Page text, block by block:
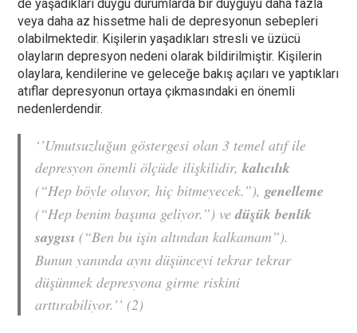
de yaşadıkları duygu durumlarda bir duyguyu daha fazla
veya daha az hissetme hali de depresyonun sebepleri
olabilmektedir. Kişilerin yaşadıkları stresli ve üzücü
olayların depresyon nedeni olarak bildirilmiştir. Kişilerin
olaylara, kendilerine ve geleceğe bakış açıları ve yaptıkları
atıflar depresyonun ortaya çıkmasındaki en önemli
nedenlerdendir.
‘’Umutsuzluğun göstergesi olan 3 temel atıf ile
depresyon önemli ölçüde ilişkilidir,kalıcılık
(“Hep böyle oluyor, hiç bitmeyecek.”),genelleme
(“Hep benim başıma geliyor.”) vedüşük benlik
saygısı (“Ben bu işin altından kalkamam”).
Bunun yanında aynı düşünceyi tekrar tekrar
düşünmek depresyona girme riskini
arttırabiliyor.’’ (2)